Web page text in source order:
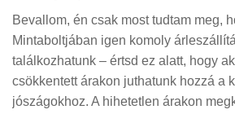
Bevallom, én csak most tudtam meg,
Mintaboltjában igen komoly
találkozhatunk – értsd ez alatt, hogy
csökkentett árakon juthatunk hozzá a
jószágokhoz. A hihetetlen árakon